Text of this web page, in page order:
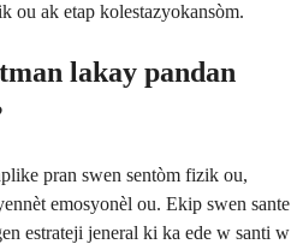
ou ak etap kolestazyokansòm.
lakay pandan
pran swen sentòm fizik ou,
emosyonèl ou. Ekip swen sante
estrateji jeneral ki ka ede w santi w